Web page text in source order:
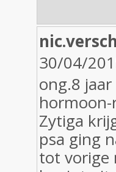
30/04/
ong.8
Zytiga
psa ging
tot vorige